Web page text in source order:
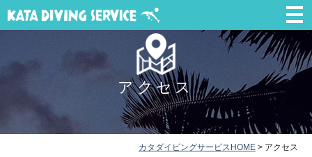
アクセス
カタダイビングサービスHOME > アクセス